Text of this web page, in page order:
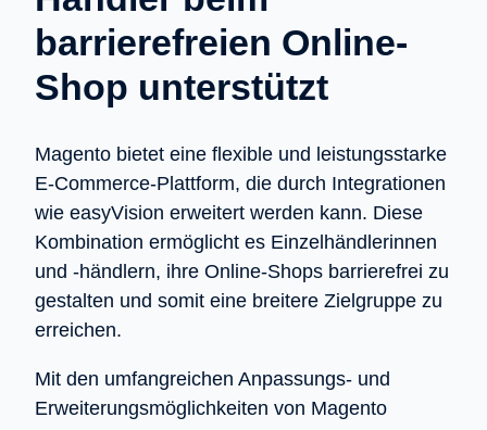
barrierefreien Online-
Shop unterstützt
Magento bietet eine flexible und leistungsstarke
E-Commerce-Plattform, die durch Integrationen
wie easyVision erweitert werden kann. Diese
Kombination ermöglicht es Einzelhändlerinnen
und -händlern, ihre Online-Shops barrierefrei zu
gestalten und somit eine breitere Zielgruppe zu
erreichen.
Mit den umfangreichen Anpassungs- und
Erweiterungsmöglichkeiten von Magento